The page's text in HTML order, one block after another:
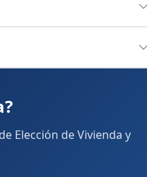
Elección de Vivienda y